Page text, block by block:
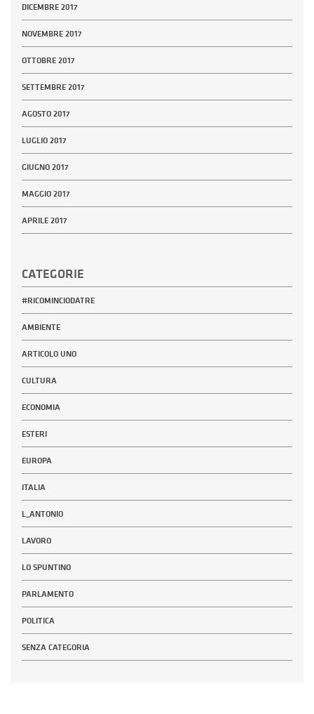
DICEMBRE 2017
NOVEMBRE 2017
OTTOBRE 2017
SETTEMBRE 2017
AGOSTO 2017
LUGLIO 2017
GIUGNO 2017
MAGGIO 2017
APRILE 2017
CATEGORIE
#RICOMINCIODATRE
AMBIENTE
ARTICOLO UNO
CULTURA
ECONOMIA
ESTERI
EUROPA
ITALIA
L_ANTONIO
LAVORO
LO SPUNTINO
PARLAMENTO
POLITICA
SENZA CATEGORIA